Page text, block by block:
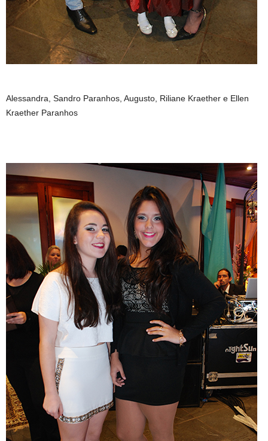
Alessandra, Sandro Paranhos, Augusto, Riliane Kraether e Ellen
Kraether Paranhos